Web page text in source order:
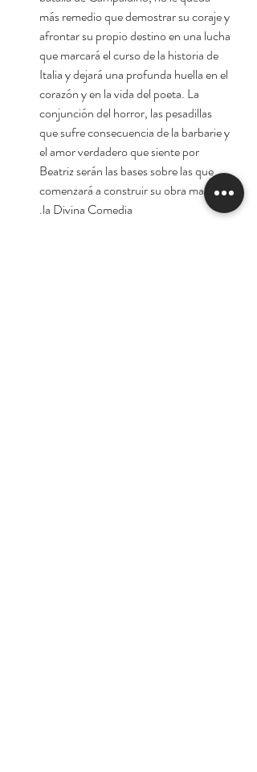
más remedio que demostrar su coraje y
afrontar su propio destino en una lucha
que marcará el curso de la historia de
Italia y dejará una profunda huella en el
corazón y en la vida del poeta. La
conjunción del horror, las pesadillas
que sufre consecuencia de la barbarie y
el amor verdadero que siente por
Beatriz serán las bases sobre las que
comenzará a construir su obra magna,
la Divina Comedia.